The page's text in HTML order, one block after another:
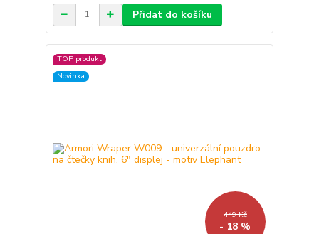
Přidat do košíku
TOP produkt
Novinka
449 Kč
- 18 %